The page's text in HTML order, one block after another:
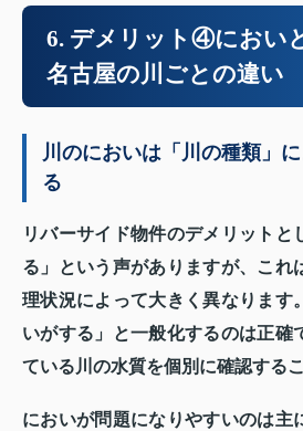
6. デメリット④におい
名古屋の川ごとの違い
川のにおいは「川の種類」
る
リバーサイド物件のデメリットと
る」という声がありますが、これ
理状況によって大きく異なります
いがする」と一般化するのは正確
ている川の水質を個別に確認する
においが問題になりやすいのは主